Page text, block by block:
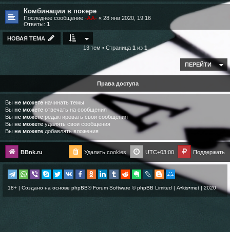
Комбинации в покере
Последнее сообщение -AA- « 28 янв 2020, 19:16
Ответы: 1
НОВАЯ ТЕМА
13 тем • Страница 1из 1
ПЕРЕЙТИ
Права доступа
Вы не можете начинать темы
Вы не можете отвечать на сообщения
Вы не можете редактировать свои сообщения
Вы не можетеудалять свои сообщения
Вы не можете добавлять вложения
BBnk.ru Поддержать
UTC+03:00
Удалить cookies
18+ | Создано на основе phpBB® Forum Software © phpBB Limited | A•kis•met | 2020